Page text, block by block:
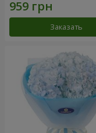
Заказать